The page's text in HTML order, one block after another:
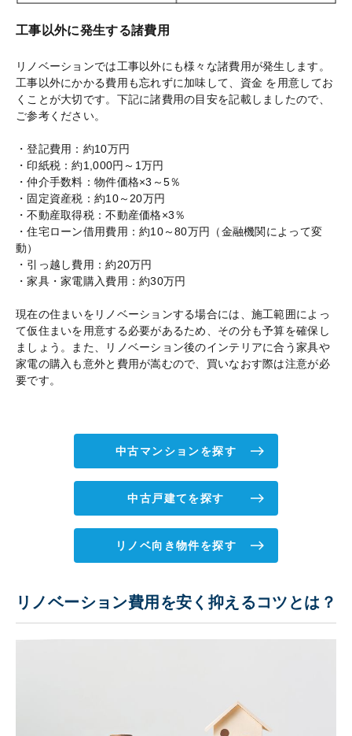
工事以外に発生する諸費用
リノベーションでは工事以外にも様々な諸費用が発生します。
工事以外にかかる費用も忘れずに加味して、資金 を用意してお
くことが大切です。下記に諸費用の目安を記載しましたので、
ご参考ください。
・登記費用：約10万円
・印紙税：約1,000円～1万円
・仲介手数料：物件価格×3～5％
・固定資産税：約10～20万円
・不動産取得税：不動産価格×3％
・住宅ローン借用費用：約10～80万円（金融機関によって変
動）
・引っ越し費用：約20万円
・家具・家電購入費用：約30万円
現在の住まいをリノベーションする場合には、施工範囲によっ
て仮住まいを用意する必要があるため、その分も予算を確保し
ましょう。また、リノベーション後のインテリアに合う家具や
家電の購入も意外と費用が嵩むので、買いなおす際は注意が必
要です。
中古マンションを探す
中古戸建てを探す
リノベ向き物件を探す
リノベーション費用を安く抑えるコツとは？